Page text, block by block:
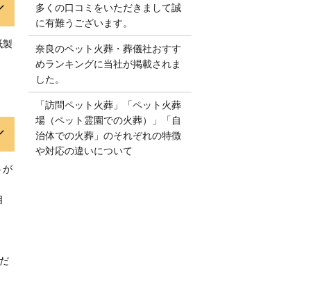
製
が
多くの口コミをいただきまして誠
に有難うございます。
奈良のペット火葬・葬儀社おすす
めランキングに当社が掲載されま
した。
「訪問ペット火葬」「ペット火葬
場（ペット霊園での火葬）」「自
治体での火葬」のそれぞれの特徴
や対応の違いについて